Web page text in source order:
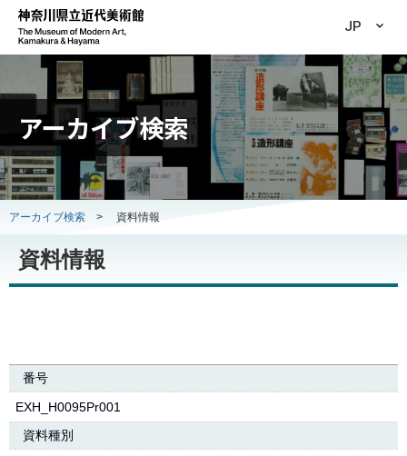
JP
アーカイブ検索
アーカイブ検索 > 資料情報
資料情報
番号
EXH_H0095Pr001
資料種別